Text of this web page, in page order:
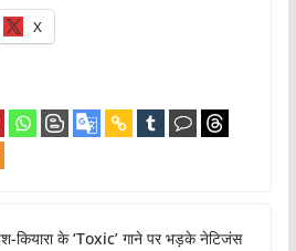
X
कियारा के ‘Toxic’ गाने पर भड़के नेटिजंस